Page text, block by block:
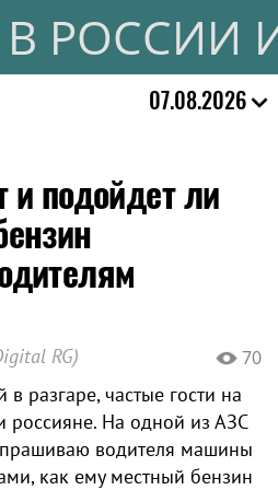
В РОССИИ
07.08.2026
и подойдет ли
RG) 70
в разгаре, частые гости на
россияне. На одной из АЗС
водителя машины
как ему местный бензин